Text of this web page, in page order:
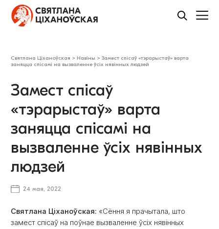
Святлана Ціханоўская > Навіны >Замест спісаў «тэрарыстаў» варта
заняцца спісамі на вызваленне ўсіх нявінных людзей
Замест спісаў
«тэрарыстаў» варта
заняцца спісамі на
вызваленне ўсіх нявінных
людзей
24 мая, 2022
Святлана Ціханоўская: «Сёння я прачытала, што
замест спісаў на поўнае вызваленне ўсіх нявінных